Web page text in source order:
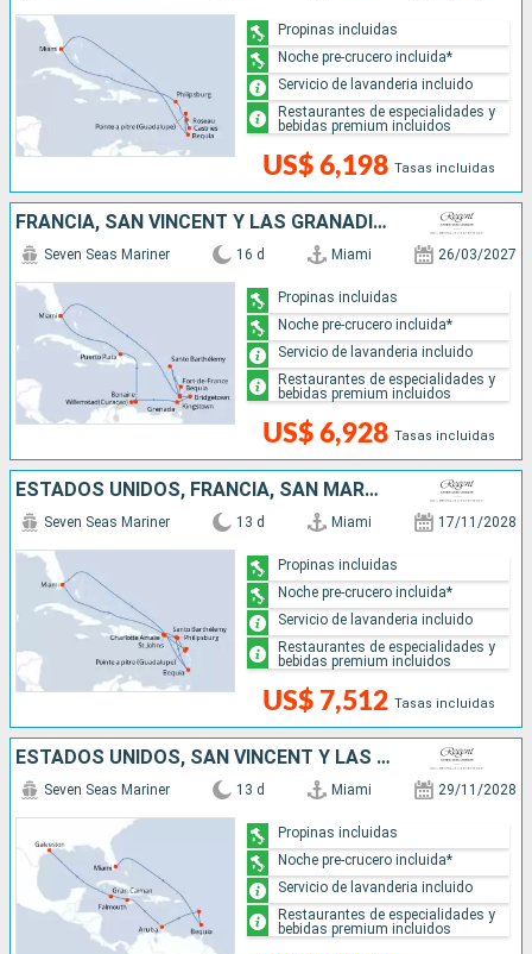
US$ 6,198 Tasas incluidas
Propinas incluidas
Noche pre-crucero incluida*
Servicio de lavanderia incluido
Restaurantes de especialidades y
bebidas premium incluidos
FRANCIA, SAN VINCENT Y LAS GRANADINAS, BARBADOS, GRENADA, REPÚBLICA DOMINICANA, ESTADOS UNIDOS
Seven Seas Mariner 16 d Miami 26/03/2027
US$ 6,928 Tasas incluidas
Propinas incluidas
Noche pre-crucero incluida*
Servicio de lavanderia incluido
Restaurantes de especialidades y
bebidas premium incluidos
ESTADOS UNIDOS, FRANCIA, SAN MARTÍN, SAN VINCENT Y LAS GRANADINAS
Seven Seas Mariner 13 d Miami 17/11/2028
US$ 7,512 Tasas incluidas
Propinas incluidas
Noche pre-crucero incluida*
Servicio de lavanderia incluido
Restaurantes de especialidades y
bebidas premium incluidos
ESTADOS UNIDOS, SAN VINCENT Y LAS GRANADINAS, ARUBA, JAMAICA, ISLAS CAIMÁN
Seven Seas Mariner 13 d Miami 29/11/2028
Propinas incluidas
Noche pre-crucero incluida*
Servicio de lavanderia incluido
Restaurantes de especialidades y
bebidas premium incluidos